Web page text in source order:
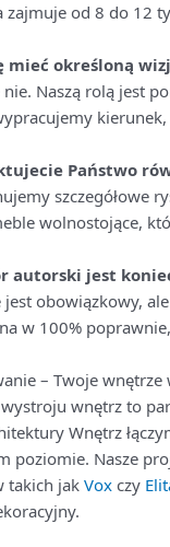
zajmuje od 8 do 12
mieć określoną
Naszą rolą jest
Państwo
szczegółowe
wolnostojące,
autorski jest
jest obowiązkowy,
w 100%
– Twoje
wnętrz to
Wnętrz
poziomie. Nasze
takich jak Vox czy